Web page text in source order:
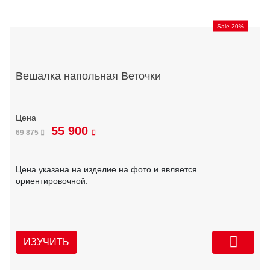
Sale 20%
Вешалка напольная Веточки
69 875 55 900
Цена указана на изделие на фото и является
ориентировочной.
ИЗУЧИТЬ